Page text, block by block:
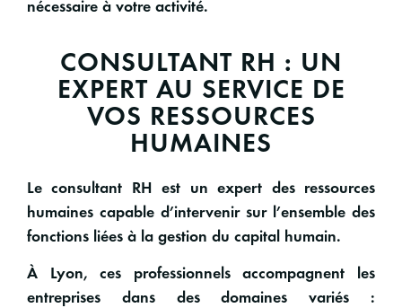
nécessaire à votre activité.
CONSULTANT RH : UN
EXPERT AU SERVICE DE
VOS RESSOURCES
HUMAINES
Le consultant RH est un expert des ressources
humaines capable d’intervenir sur l’ensemble des
fonctions liées à la gestion du capital humain.
À Lyon, ces professionnels accompagnent les
entreprises dans des domaines variés :